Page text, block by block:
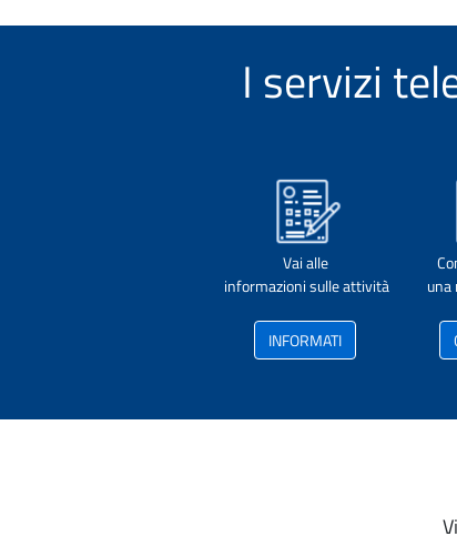
I servizi
Vai alle
informazioni sulle attività
INFORMATI
una